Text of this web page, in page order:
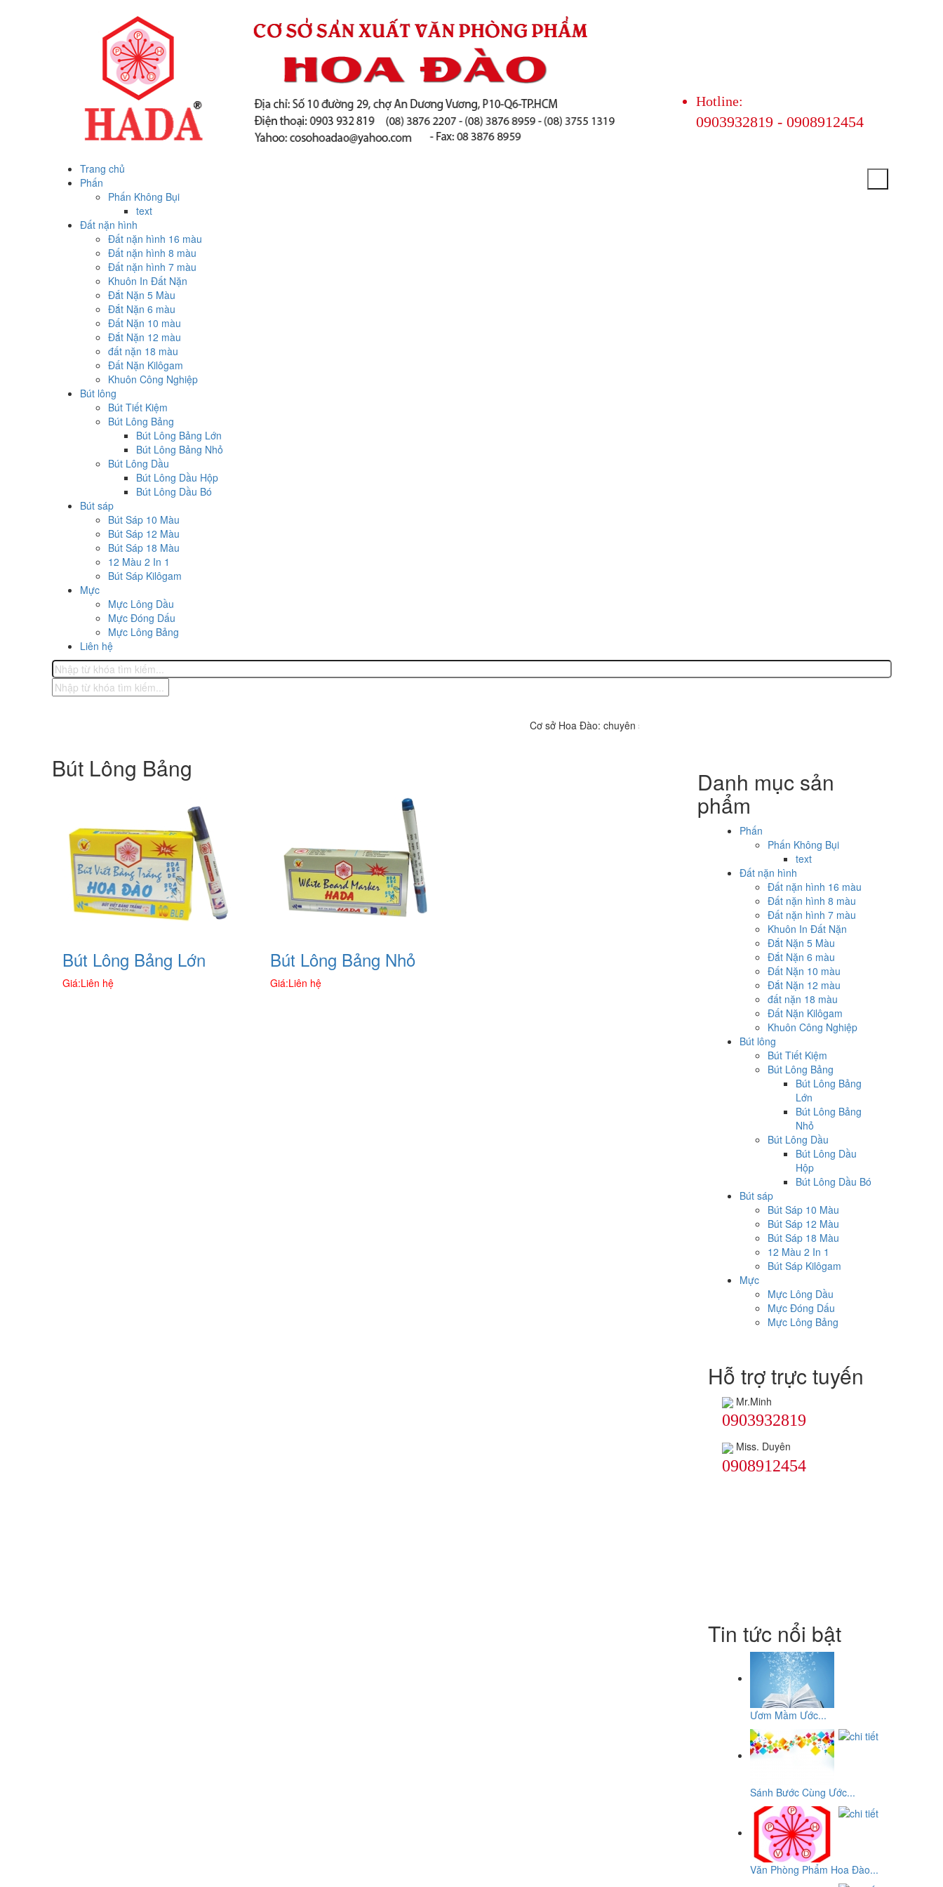
Hotline:
0903932819 - 0908912454
Trang chủ
Phấn
Phấn Không Bụi
text
Đất nặn hình
Đất nặn hình 16 màu
Đất nặn hình 8 màu
Đất nặn hình 7 màu
Khuôn In Đất Nặn
Đắt Nặn 5 Màu
Đắt Nặn 6 màu
Đất Nặn 10 màu
Đắt Nặn 12 màu
đất nặn 18 màu
Đất Nặn Kilôgam
Khuôn Công Nghiệp
Bút lông
Bút Tiết Kiệm
Bút Lông Bảng
Bút Lông Bảng Lớn
Bút Lông Bảng Nhỏ
Bút Lông Dầu
Bút Lông Dầu Hộp
Bút Lông Dầu Bó
Bút sáp
Bút Sáp 10 Màu
Bút Sáp 12 Màu
Bút Sáp 18 Màu
12 Màu 2 In 1
Bút Sáp Kilôgam
Mực
Mực Lông Dầu
Mực Đóng Dấu
Mực Lông Bảng
Liên hệ
Cơ sở Hoa Đào: chuyên sản xuất các sản phẩm văn phòng phẩm, phấn không bụi, bút sáp,
Bút Lông Bảng
Bút Lông Bảng Lớn
Giá:Liên hệ
Bút Lông Bảng Nhỏ
Giá:Liên hệ
Danh mục sản
phẩm
Phấn
Phấn Không Bụi
text
Đất nặn hình
Đất nặn hình 16 màu
Đất nặn hình 8 màu
Đất nặn hình 7 màu
Khuôn In Đất Nặn
Đắt Nặn 5 Màu
Đắt Nặn 6 màu
Đất Nặn 10 màu
Đắt Nặn 12 màu
đất nặn 18 màu
Đất Nặn Kilôgam
Khuôn Công Nghiệp
Bút lông
Bút Tiết Kiệm
Bút Lông Bảng
Bút Lông Bảng
Lớn
Bút Lông Bảng
Nhỏ
Bút Lông Dầu
Bút Lông Dầu
Hộp
Bút Lông Dầu Bó
Bút sáp
Bút Sáp 10 Màu
Bút Sáp 12 Màu
Bút Sáp 18 Màu
12 Màu 2 In 1
Bút Sáp Kilôgam
Mực
Mực Lông Dầu
Mực Đóng Dấu
Mực Lông Bảng
Hỗ trợ trực tuyến
Mr.Minh
0903932819
Miss. Duyên
0908912454
Tin tức nổi bật
Ươm Mầm Ước...
Sánh Bước Cùng Ước...
Văn Phòng Phẩm Hoa Đào...